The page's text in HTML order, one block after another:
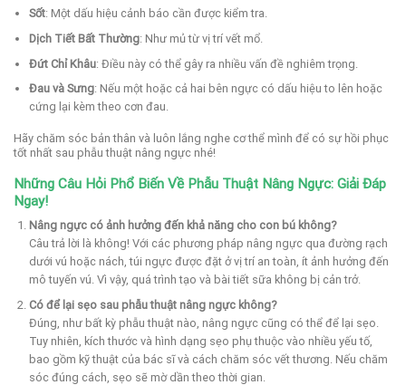
Sốt: Một dấu hiệu cảnh báo cần được kiểm tra.
Dịch Tiết Bất Thường: Như mủ từ vị trí vết mổ.
Đứt Chỉ Khâu: Điều này có thể gây ra nhiều vấn đề nghiêm trọng.
Đau và Sưng: Nếu một hoặc cả hai bên ngực có dấu hiệu to lên hoặc
cứng lại kèm theo cơn đau.
Hãy chăm sóc bản thân và luôn lắng nghe cơ thể mình để có sự hồi phục
tốt nhất sau phẫu thuật nâng ngực nhé!
Những Câu Hỏi Phổ Biến Về Phẫu Thuật Nâng Ngực: Giải Đáp
Ngay!
Nâng ngực có ảnh hưởng đến khả năng cho con bú không?
Câu trả lời là không! Với các phương pháp nâng ngực qua đường rạch
dưới vú hoặc nách, túi ngực được đặt ở vị trí an toàn, ít ảnh hưởng đến
mô tuyến vú. Vì vậy, quá trình tạo và bài tiết sữa không bị cản trở.
Có để lại sẹo sau phẫu thuật nâng ngực không?
Đúng, như bất kỳ phẫu thuật nào, nâng ngực cũng có thể để lại sẹo.
Tuy nhiên, kích thước và hình dạng sẹo phụ thuộc vào nhiều yếu tố,
bao gồm kỹ thuật của bác sĩ và cách chăm sóc vết thương. Nếu chăm
sóc đúng cách, sẹo sẽ mờ dần theo thời gian.